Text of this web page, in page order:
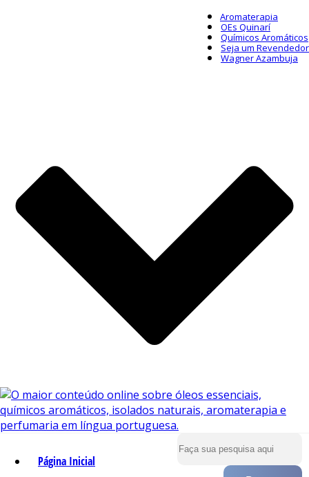
Aromaterapia
OEs Quinarí
Químicos Aromáticos
Seja um Revendedor
Wagner Azambuja
Página Inicial